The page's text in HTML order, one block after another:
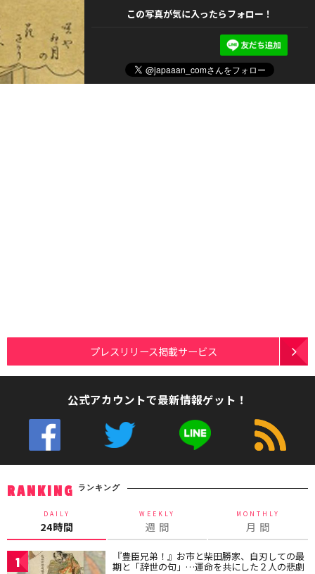
この写真が気に入ったらフォロー！
プレスリリース掲載サービス
公式アカウントで最新情報ゲット！
RANKING ランキング
DAILY
24時間
WEEKLY
週 間
MONTHLY
月 間
1 『豊臣兄弟！』お市と柴田勝家、自刃しての最
期と「辞世の句」…運命を共にした２人の悲劇